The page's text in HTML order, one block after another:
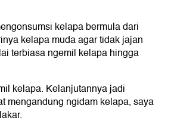
kelapa bermula dari
kelapa muda agar tidak jajan
terbiasa ngemil kelapa hingga
kelapa. Kelanjutannya jadi
mengandung ngidam kelapa, saya